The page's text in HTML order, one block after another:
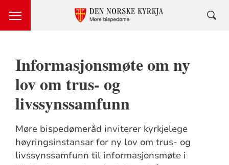
Informasjonsmøte om ny
lov om trus- og
livssynssamfunn
Møre bispedømeråd inviterer kyrkjelege
høyringsinstansar for ny lov om trus- og
livssynssamfunn til informasjonsmøte i